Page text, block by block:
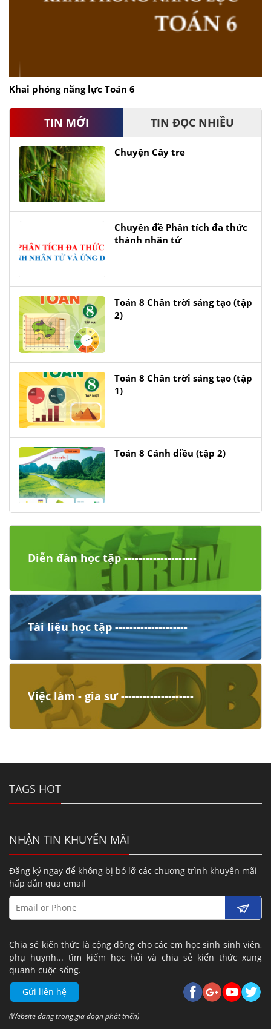
Khai phóng năng lực Toán 6
TIN MỚI TIN ĐỌC NHIỀU
Chuyện Cây tre
Chuyên đề Phân tích đa thức
thành nhân tử
Toán 8 Chân trời sáng tạo (tập
2)
Toán 8 Chân trời sáng tạo (tập
1)
Toán 8 Cánh diều (tập 2)
Diễn đàn học tập --------------------
Tài liệu học tập --------------------
Việc làm - gia sư --------------------
TAGS HOT
NHẬN TIN KHUYẾN MÃI
Đăng ký ngay để không bị bỏ lỡ các chương trình khuyến mãi
hấp dẫn qua email
Chia sẻ kiến thức là cộng đồng cho các em học sinh sinh viên,
phụ huynh... tìm kiếm học hỏi và chia sẻ kiến thức xung
quanh cuộc sống.
Gửi liên hệ
(Website đang trong gia đoạn phát triển)